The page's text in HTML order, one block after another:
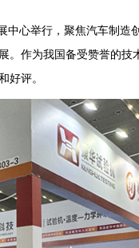
心举行，聚焦汽车制造
。作为我国备受赞誉的技
好评。